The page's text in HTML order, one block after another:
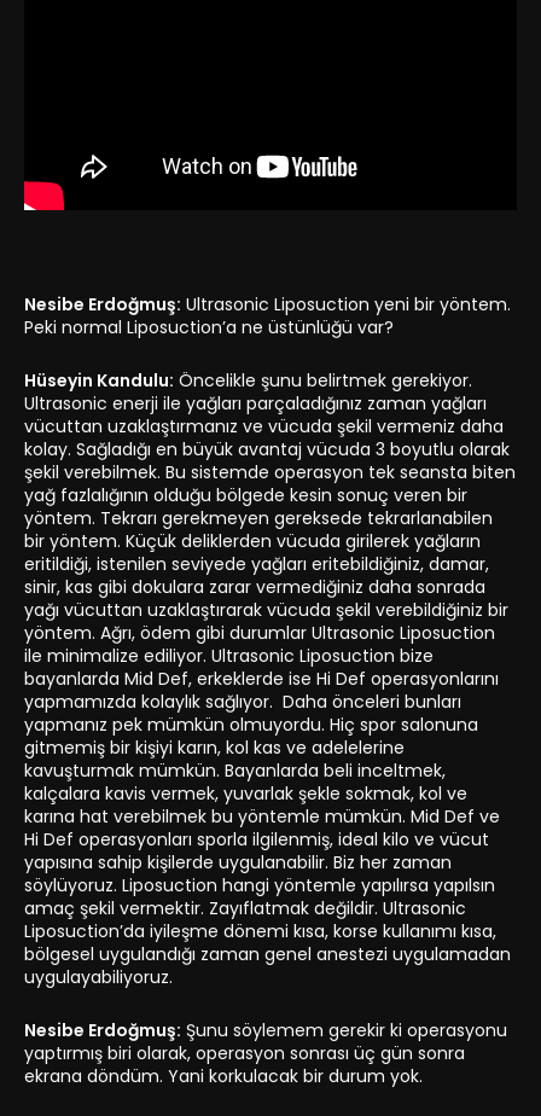
Nesibe Erdoğmuş: Ultrasonic Liposuction yeni bir yöntem.
Peki normal Liposuction’a ne üstünlüğü var?
Hüseyin Kandulu: Öncelikle şunu belirtmek gerekiyor.
Ultrasonic enerji ile yağları parçaladığınız zaman yağları
vücuttan uzaklaştırmanız ve vücuda şekil vermeniz daha
kolay. Sağladığı en büyük avantaj vücuda 3 boyutlu olarak
şekil verebilmek. Bu sistemde operasyon tek seansta biten
yağ fazlalığının olduğu bölgede kesin sonuç veren bir
yöntem. Tekrarı gerekmeyen gereksede tekrarlanabilen
bir yöntem. Küçük deliklerden vücuda girilerek yağların
eritildiği, istenilen seviyede yağları eritebildiğiniz, damar,
sinir, kas gibi dokulara zarar vermediğiniz daha sonrada
yağı vücuttan uzaklaştırarak vücuda şekil verebildiğiniz bir
yöntem. Ağrı, ödem gibi durumlar Ultrasonic Liposuction
ile minimalize ediliyor. Ultrasonic Liposuction bize
bayanlarda Mid Def, erkeklerde ise Hi Def operasyonlarını
yapmamızda kolaylık sağlıyor. Daha önceleri bunları
yapmanız pek mümkün olmuyordu. Hiç spor salonuna
gitmemiş bir kişiyi karın, kol kas ve adelelerine
kavuşturmak mümkün. Bayanlarda beli inceltmek,
kalçalara kavis vermek, yuvarlak şekle sokmak, kol ve
karına hat verebilmek bu yöntemle mümkün. Mid Def ve
Hi Def operasyonları sporla ilgilenmiş, ideal kilo ve vücut
yapısına sahip kişilerde uygulanabilir. Biz her zaman
söylüyoruz. Liposuction hangi yöntemle yapılırsa yapılsın
amaç şekil vermektir. Zayıflatmak değildir. Ultrasonic
Liposuction’da iyileşme dönemi kısa, korse kullanımı kısa,
bölgesel uygulandığı zaman genel anestezi uygulamadan
uygulayabiliyoruz.
Nesibe Erdoğmuş: Şunu söylemem gerekir ki operasyonu
yaptırmış biri olarak, operasyon sonrası üç gün sonra
ekrana döndüm. Yani korkulacak bir durum yok.